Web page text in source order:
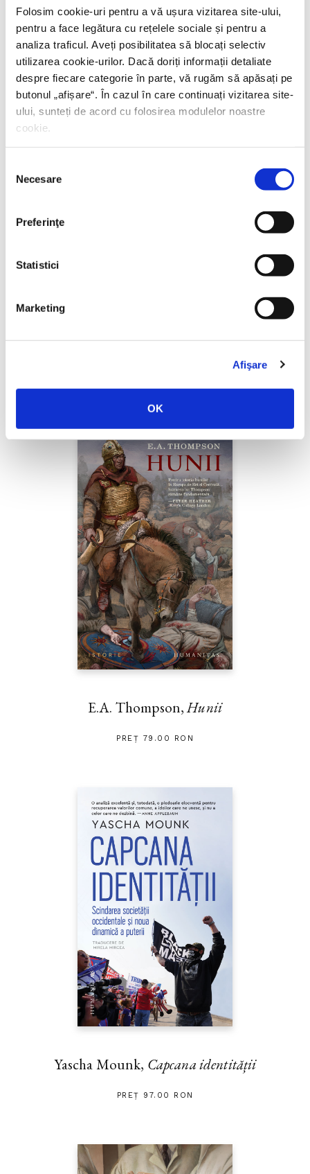
Folosim cookie-uri pentru a vă ușura vizitarea site-ului,
pentru a face legătura cu rețelele sociale și pentru a
analiza traficul. Aveți posibilitatea să blocați selectiv
utilizarea cookie-urilor. Dacă doriți informații detaliate
despre fiecare categorie în parte, vă rugăm să apăsați pe
butonul „ afișare“. În cazul în care continuați vizitarea site-
ului, sunteți de acord cu folosirea modulelor noastre
cookie.
consimțământului
Necesare
Preferinţe
Statistici
Marketing
Afişare
OK
PREȚ 71.99 RON
E.A. Thompson,Hunii
PREȚ 79.00 RON
Yascha Mounk, Capcana identității
PREȚ 97.00 RON